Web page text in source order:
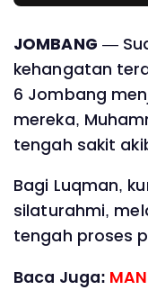
JOMBANG —
kehangatan
6 Jombang
mereka,
tengah sakit
Bagi Luqman,
silaturahmi,
tengah proses
Baca Juga: